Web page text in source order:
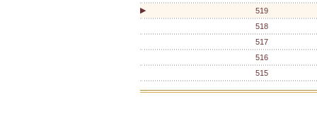
▶
519
518
517
516
515